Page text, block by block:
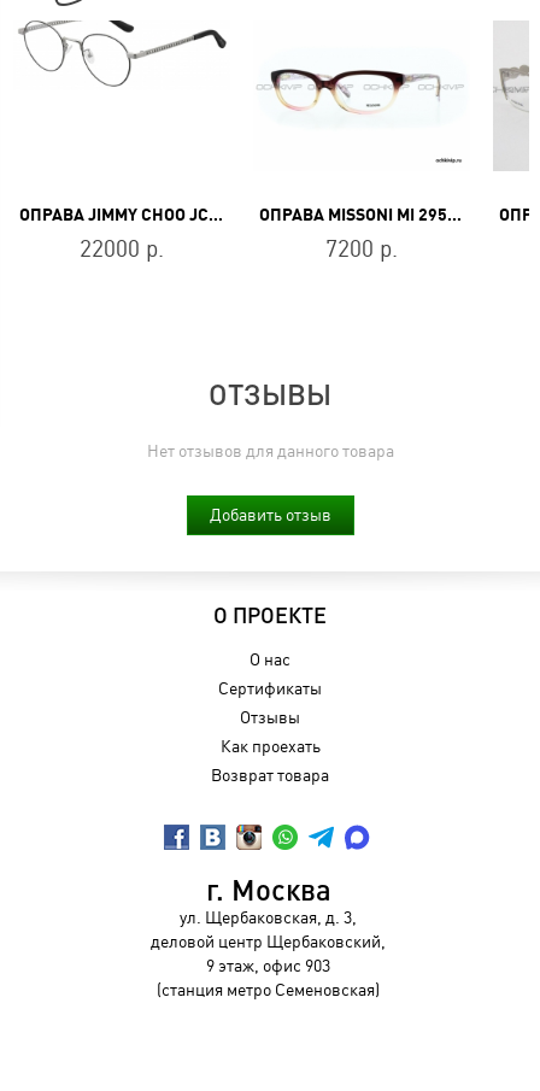
ОПРАВА JIMMY CHOO JC210/F BSC
22000 р.
ОПРАВА MISSONI MI 295V 03
7200 р.
ОТЗЫВЫ
Нет отзывов для данного товара
Добавить отзыв
О ПРОЕКТЕ
О нас
Сертификаты
Отзывы
Как проехать
Возврат товара
г. Москва
ул. Щербаковская, д. 3,
деловой центр Щербаковский,
9 этаж, офис 903
(станция метро Семеновская)